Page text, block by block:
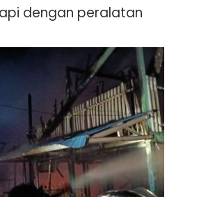
dengan peralatan